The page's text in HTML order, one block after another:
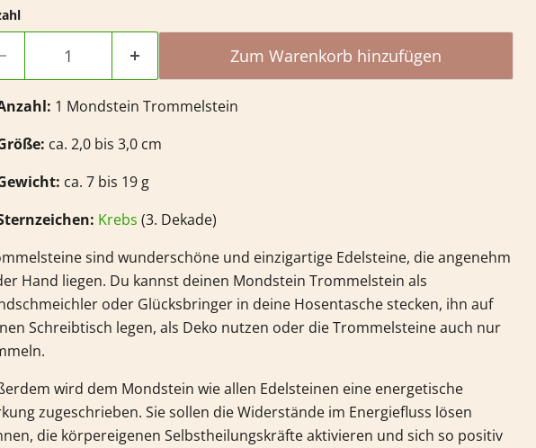
Zum Warenkorb hinzufügen
1 Mondstein Trommelstein
ca. 2,0 bis 3,0 cm
ca. 7 bis 19 g
Krebs (3. Dekade)
sind wunderschöne und einzigartige Edelsteine, die angenehm
Hand liegen. Du kannst deinen Mondstein Trommelstein als
oder Glücksbringer in deine Hosentasche stecken, ihn auf
Schreibtisch legen, als Deko nutzen oder die Trommelsteine auch nur
wird dem Mondstein wie allen Edelsteinen eine energetische
zugeschrieben. Sie sollen die Widerstände im Energiefluss lösen
die körpereigenen Selbstheilungskräfte aktivieren und sich so positiv